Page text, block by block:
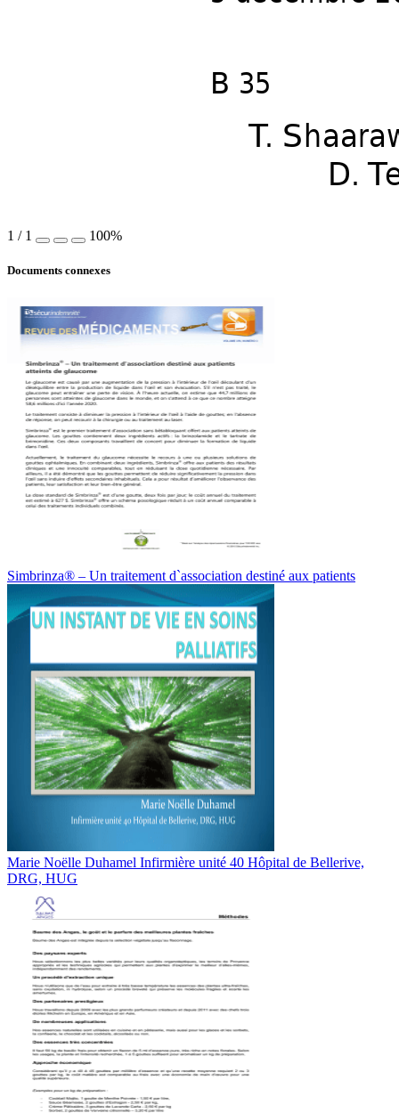
B 35
T.
T.
D. T
1 / 1 100%
Documents connexes
Simbrinza® – Un traitement d`association destiné aux patients
Marie Noëlle Duhamel Infirmière unité 40 Hôpital de Bellerive,
DRG, HUG